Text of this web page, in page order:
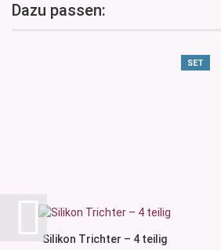
Dazu passen:
SET
Silikon Trichter – 4 teilig